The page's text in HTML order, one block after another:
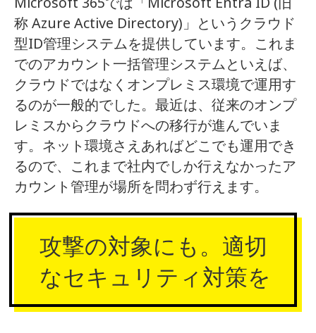
称 Azure Active Directory)」というクラウド
型ID管理システムを提供しています。これま
でのアカウント一括管理システムといえば、
クラウドではなくオンプレミス環境で運用す
るのが一般的でした。最近は、従来のオンプ
レミスからクラウドへの移行が進んでいま
す。ネット環境さえあればどこでも運用でき
るので、これまで社内でしか行えなかったア
カウント管理が場所を問わず行えます。
攻撃の対象にも。適切
なセキュリティ対策を